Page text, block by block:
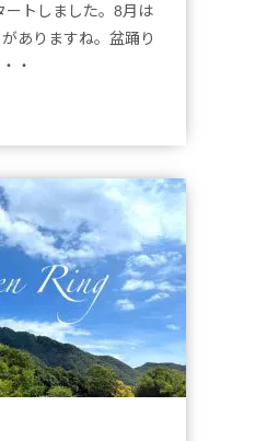
ートしました。8月は
ありますね。盆踊り
・